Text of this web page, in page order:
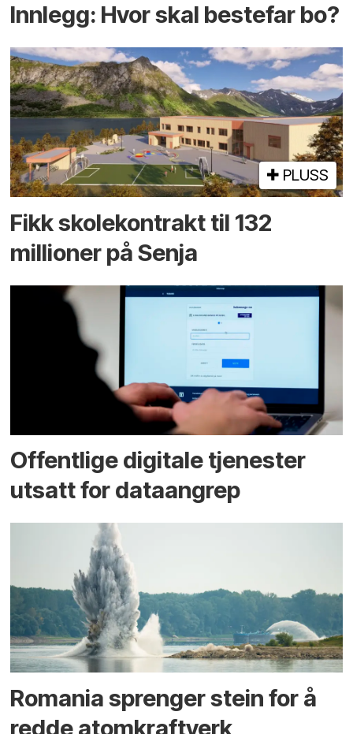
Innlegg: Hvor skal bestefar bo?
PLUSS
Fikk skole­kontrakt til 132
millioner på Senja
Offentlige digitale tjenester
utsatt for dataangrep
Romania sprenger stein for å
redde atomkraftverk